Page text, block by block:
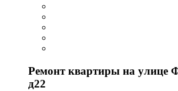
Ремонт квартиры на улице
д22